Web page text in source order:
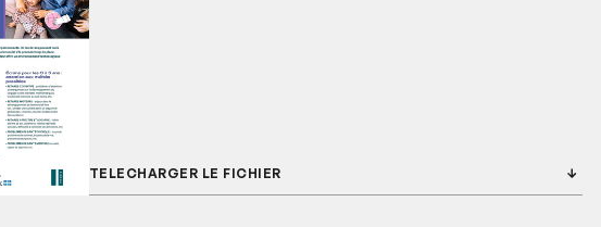
TÉLÉCHARGER LE FICHIER